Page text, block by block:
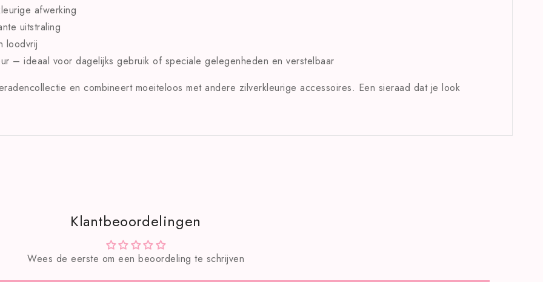
afwerking
uitstraling
loodvrij
– ideaal voor dagelijks gebruik of speciale gelegenheden en verstelbaar
en combineert moeiteloos met andere zilverkleurige accessoires. Een sieraad dat je look
Klantbeoordelingen
Wees de eerste om een beoordeling te schrijven